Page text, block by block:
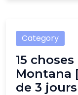
Category
15
Montana
de 3